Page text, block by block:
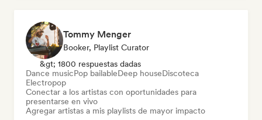
Tommy Menger
Booker, Playlist Curator
&gt; 1800 respuestas dadas
Dance musicPop bailableDeep houseDiscoteca
Electropop
Conectar a los artistas con oportunidades para
presentarse en vivo
Agregar artistas a mis playlists de mayor impacto